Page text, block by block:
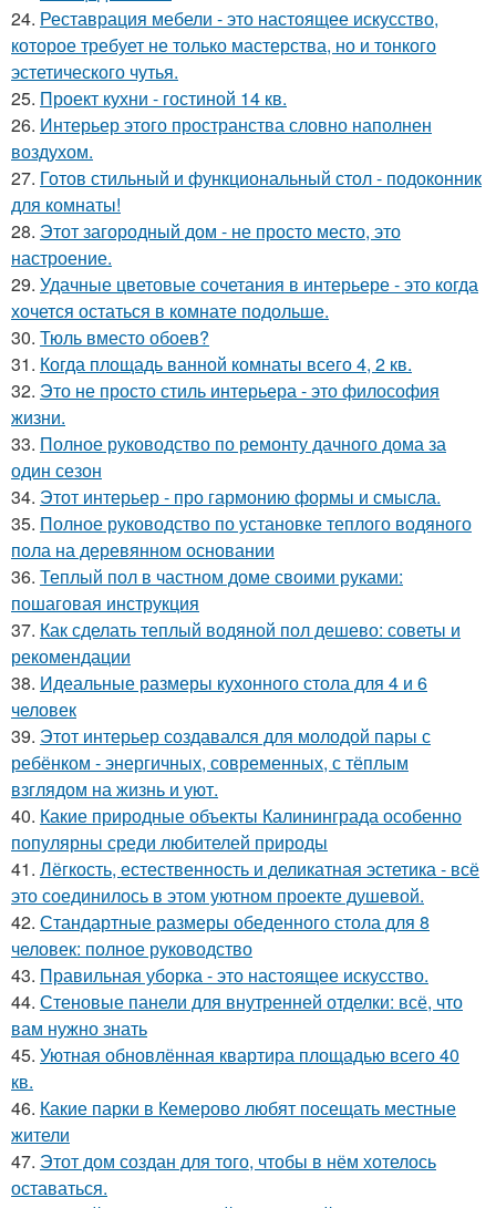
24. Реставрация мебели - это настоящее искусство,
которое требует не только мастерства, но и тонкого
эстетического чутья.
25. Проект кухни - гостиной 14 кв.
26. Интерьер этого пространства словно наполнен
воздухом.
27. Готов стильный и функциональный стол - подоконник
для комнаты!
28. Этот загородный дом - не просто место, это
настроение.
29. Удачные цветовые сочетания в интерьере - это когда
хочется остаться в комнате подольше.
30. Тюль вместо обоев?
31. Когда площадь ванной комнаты всего 4, 2 кв.
32. Это не просто стиль интерьера - это философия
жизни.
33. Полное руководство по ремонту дачного дома за
один сезон
34. Этот интерьер - про гармонию формы и смысла.
35. Полное руководство по установке теплого водяного
пола на деревянном основании
36. Теплый пол в частном доме своими руками:
пошаговая инструкция
37. Как сделать теплый водяной пол дешево: советы и
рекомендации
38. Идеальные размеры кухонного стола для 4 и 6
человек
39. Этот интерьер создавался для молодой пары с
ребёнком - энергичных, современных, с тёплым
взглядом на жизнь и уют.
40. Какие природные объекты Калининграда особенно
популярны среди любителей природы
41. Лёгкость, естественность и деликатная эстетика - всё
это соединилось в этом уютном проекте душевой.
42. Стандартные размеры обеденного стола для 8
человек: полное руководство
43. Правильная уборка - это настоящее искусство.
44. Стеновые панели для внутренней отделки: всё, что
вам нужно знать
45. Уютная обновлённая квартира площадью всего 40
кв.
46. Какие парки в Кемерово любят посещать местные
жители
47. Этот дом создан для того, чтобы в нём хотелось
оставаться.